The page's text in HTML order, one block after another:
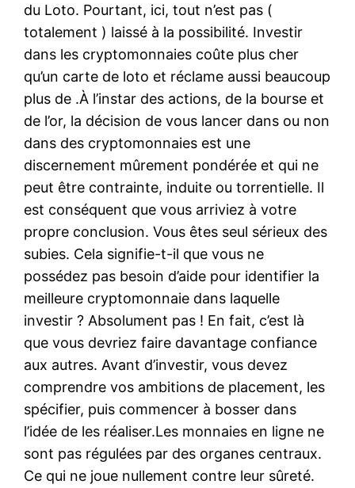
du Loto. Pourtant, ici, tout n’est pas (
totalement ) laissé à la possibilité. Investir
dans les cryptomonnaies coûte plus cher
qu’un carte de loto et réclame aussi beaucoup
plus de .À l’instar des actions, de la bourse et
de l’or, la décision de vous lancer dans ou non
dans des cryptomonnaies est une
discernement mûrement pondérée et qui ne
peut être contrainte, induite ou torrentielle. Il
est conséquent que vous arriviez à votre
propre conclusion. Vous êtes seul sérieux des
subies. Cela signifie-t-il que vous ne
possédez pas besoin d’aide pour identifier la
meilleure cryptomonnaie dans laquelle
investir ? Absolument pas ! En fait, c’est là
que vous devriez faire davantage confiance
aux autres. Avant d’investir, vous devez
comprendre vos ambitions de placement, les
spécifier, puis commencer à bosser dans
l’idée de les réaliser.Les monnaies en ligne ne
sont pas régulées par des organes centraux.
Ce qui ne joue nullement contre leur sûreté.